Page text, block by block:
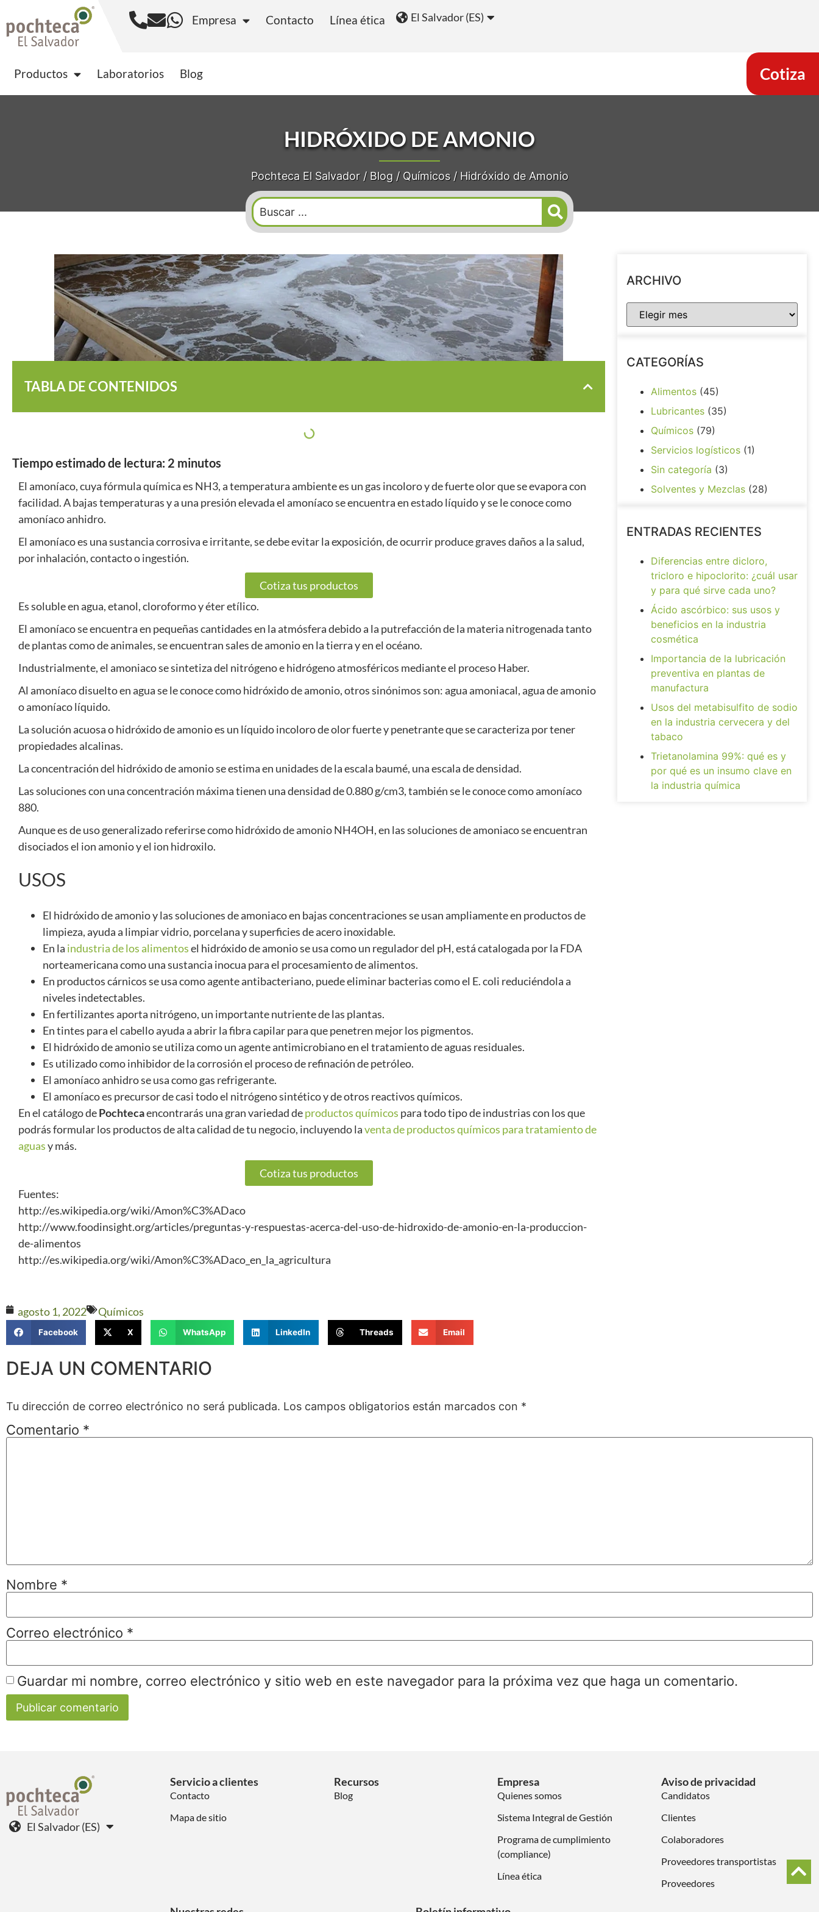
Cotiza
Empresa Contacto Línea ética El Salvador (ES)
Productos Laboratorios Blog
HIDRÓXIDO DE AMONIO
Pochteca El Salvador/ Blog/ Químicos/ Hidróxido de Amonio
TABLA DE CONTENIDOS
Tiempo estimado de lectura: 2 minutos
El amoníaco, cuya fórmula química es NH3, a temperatura ambiente es un gas incoloro y de fuerte olor que se evapora con
facilidad. A bajas temperaturas y a una presión elevada el amoníaco se encuentra en estado líquido y se le conoce como
amoníaco anhidro.
El amoníaco es una sustancia corrosiva e irritante, se debe evitar la exposición, de ocurrir produce graves daños a la salud,
por inhalación, contacto o ingestión.
Cotiza tus productos
Es soluble en agua, etanol, cloroformo y éter etílico.
El amoníaco se encuentra en pequeñas cantidades en la atmósfera debido a la putrefacción de la materia nitrogenada tanto
de plantas como de animales, se encuentran sales de amonio en la tierra y en el océano.
Industrialmente, el amoniaco se sintetiza del nitrógeno e hidrógeno atmosféricos mediante el proceso Haber.
Al amoníaco disuelto en agua se le conoce como hidróxido de amonio, otros sinónimos son: agua amoniacal, agua de amonio
o amoníaco líquido.
La solución acuosa o hidróxido de amonio es un líquido incoloro de olor fuerte y penetrante que se caracteriza por tener
propiedades alcalinas.
La concentración del hidróxido de amonio se estima en unidades de la escala baumé, una escala de densidad.
Las soluciones con una concentración máxima tienen una densidad de 0.880 g/cm3, también se le conoce como amoníaco
880.
Aunque es de uso generalizado referirse como hidróxido de amonio NH4OH, en las soluciones de amoniaco se encuentran
disociados el ion amonio y el ion hidroxilo.
USOS
El hidróxido de amonio y las soluciones de amoniaco en bajas concentraciones se usan ampliamente en productos de
limpieza, ayuda a limpiar vidrio, porcelana y superficies de acero inoxidable.
En la industria de los alimentosel hidróxido de amonio se usa como un regulador del pH, está catalogada por la FDA
norteamericana como una sustancia inocua para el procesamiento de alimentos.
En productos cárnicos se usa como agente antibacteriano, puede eliminar bacterias como el E. coli reduciéndola a
niveles indetectables.
En fertilizantes aporta nitrógeno, un importante nutriente de las plantas.
En tintes para el cabello ayuda a abrir la fibra capilar para que penetren mejor los pigmentos.
El hidróxido de amonio se utiliza como un agente antimicrobiano en el tratamiento de aguas residuales.
Es utilizado como inhibidor de la corrosión el proceso de refinación de petróleo.
El amoníaco anhidro se usa como gas refrigerante.
El amoníaco es precursor de casi todo el nitrógeno sintético y de otros reactivos químicos.
En el catálogo dePochtecaencontrarás una gran variedad deproductos químicos para todo tipo de industrias con los que
podrás formular los productos de alta calidad de tu negocio, incluyendo laventa de productos químicos para tratamiento de
aguasy más.
Cotiza tus productos
Fuentes:
http://es.wikipedia.org/wiki/Amon%C3%ADaco
http://www.foodinsight.org/articles/preguntas-y-respuestas-acerca-del-uso-de-hidroxido-de-amonio-en-la-produccion-
de-alimentos
http://es.wikipedia.org/wiki/Amon%C3%ADaco_en_la_agricultura
ARCHIVO
CATEGORÍAS
Alimentos (45)
Lubricantes (35)
Químicos (79)
Servicios logísticos (1)
Sin categoría (3)
Solventes y Mezclas (28)
ENTRADAS RECIENTES
Diferencias entre dicloro,
tricloro e hipoclorito: ¿cuál usar
y para qué sirve cada uno?
Ácido ascórbico: sus usos y
beneficios en la industria
cosmética
Importancia de la lubricación
preventiva en plantas de
manufactura
Usos del metabisulfito de sodio
en la industria cervecera y del
tabaco
Trietanolamina 99%: qué es y
por qué es un insumo clave en
la industria química
agosto 1, 2022 Químicos
Facebook X WhatsApp LinkedIn Threads Email
DEJA UN COMENTARIO
Tu dirección de correo electrónico no será publicada. Los campos obligatorios están marcados con *
Comentario *
Nombre *
Correo electrónico *
Guardar mi nombre, correo electrónico y sitio web en este navegador para la próxima vez que haga un comentario.
El Salvador (ES)
Servicio a clientes
Contacto
Mapa de sitio
Recursos
Blog
Empresa
Quienes somos
Sistema Integral de Gestión
Programa de cumplimiento
(compliance)
Línea ética
Aviso de privacidad
Candidatos
Clientes
Colaboradores
Proveedores transportistas
Proveedores